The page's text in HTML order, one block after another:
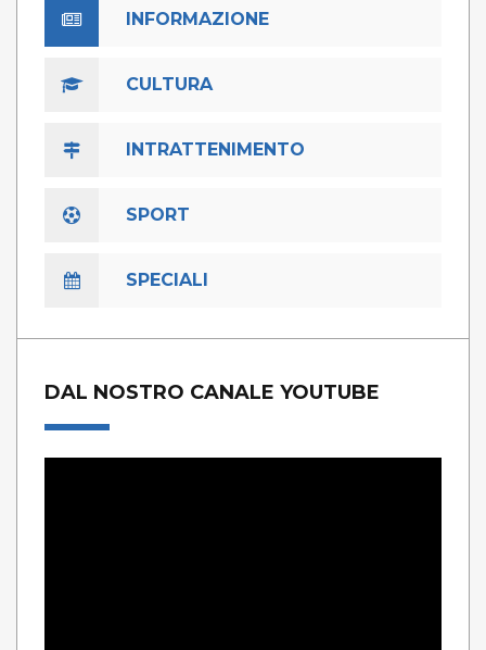
INFORMAZIONE
CULTURA
INTRATTENIMENTO
SPORT
SPECIALI
DAL NOSTRO CANALE YOUTUBE